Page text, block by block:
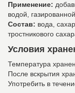
Применение:
водой,
Состав: вода,
тростникового
Условия
Температура
После вскрытия
Употребить в